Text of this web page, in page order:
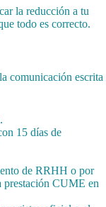
la reducción a tu
todo es correcto.
comunicación escrita
15 días de
de RRHH o por
prestación CUME en